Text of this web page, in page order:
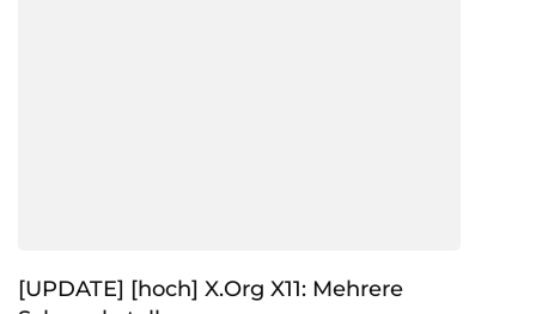
[UPDATE] [hoch] X.Org X11: Mehrere